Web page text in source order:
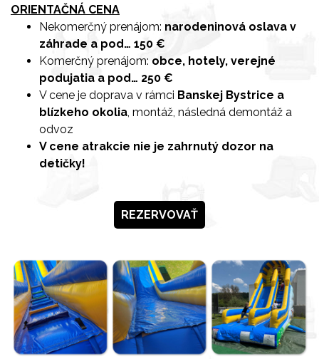
ORIENTAČNÁ CENA
Nekomerčný prenájom: narodeninová oslava v
záhrade a pod… 150 €
Komerčný prenájom: obce, hotely, verejné
podujatia a pod… 250 €
V cene je doprava v rámci Banskej Bystrice a
blízkeho okolia, montáž, následná demontáž a
odvoz
V cene atrakcie nie je zahrnutý dozor na
detičky!
REZERVOVAŤ